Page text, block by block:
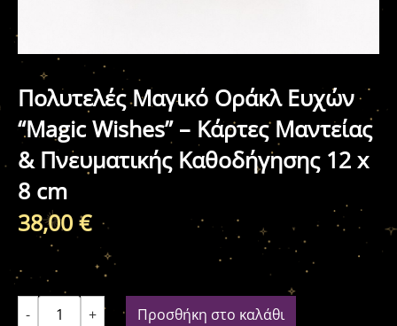
Πολυτελές Μαγικό Οράκλ Ευχών
“Magic Wishes” – Κάρτες Μαντείας
& Πνευματικής Καθοδήγησης 12 x
8 cm
38,00 €
- + Προσθήκη στο καλάθι